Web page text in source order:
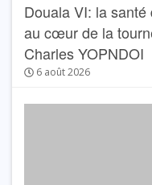
Douala VI: la
au cœur de la
Charles YOPNDOI
6 août 2026